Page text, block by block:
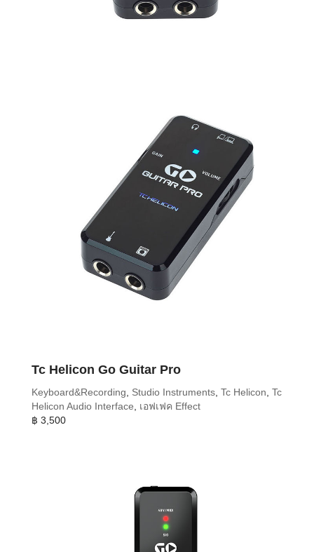
Tc Helicon Go Guitar Pro
Keyboard&Recording Studio Instruments Tc Helicon Tc
Helicon Audio Interface
เอฟเฟค Effect
฿ 3,500